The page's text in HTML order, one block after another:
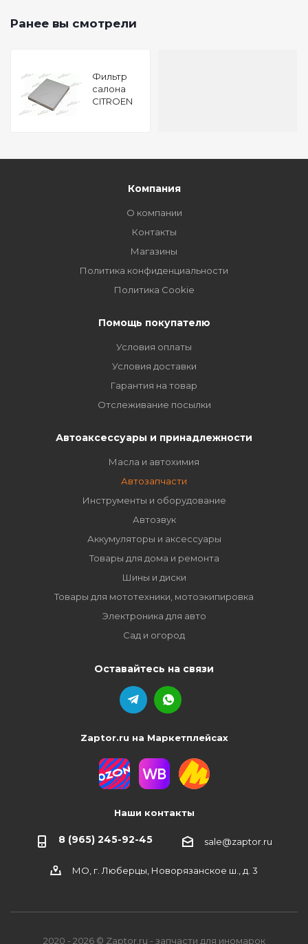
Ранее вы смотрели
Фильтр
салона
CITROEN
Компания
О компании
Контакты
Магазины
Политика конфиденциальности
Политика Cookie
Помощь покупателю
Условия оплаты
Условия доставки
Гарантия на товар
Отслеживание посылки
Автоаксессуары и принадлежности
Масла и автохимия
Автозапчасти
Инструменты и оборудование
Автозвук
Аккумуляторы и аксессуары
Товары для дома и ремонта
Шины и диски
Товары для мототехники, мотоэкипировка
Электроника для авто
Сад и огород
Оставайтесь на связи
Zaptor.ru на Маркетплейсах
Наши контакты
8 (965) 245-92-45 sale@zaptor.ru
МО, г. Люберцы, Новорязанское ш., д. 3
2020 - 2026 © Zaptor.ru - запчасти для иномарок